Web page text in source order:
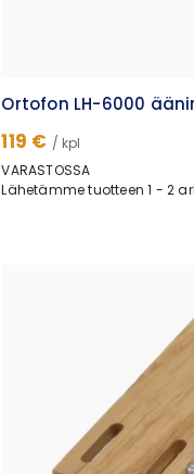
Ortofon LH-6000
119 € / kpl
VARASTOSSA
Lähetämme tuotteen 1 - 2